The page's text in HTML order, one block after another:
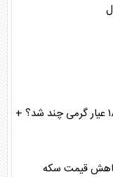
روند قیمت طلا و انواع سکه در بازار؛ طلای ۱۸ عیار گرمی چند شد؟ +